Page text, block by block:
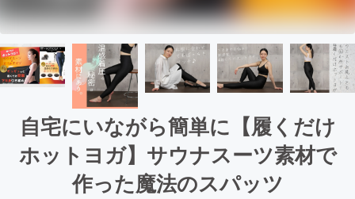
自宅にいながら簡単に【履くだけ
ホットヨガ】サウナスーツ素材で
作った魔法のスパッツ